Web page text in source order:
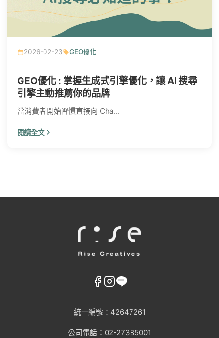
AI趨勢
2026-02-23 GEO優化
GEO優化 : 掌握生成式引擎優化，讓 AI 搜尋
引擎主動推薦你的品牌
當消費者開始習慣直接向 Cha...
閱讀全文
統一編號：42647261
公司電話：02-27385001